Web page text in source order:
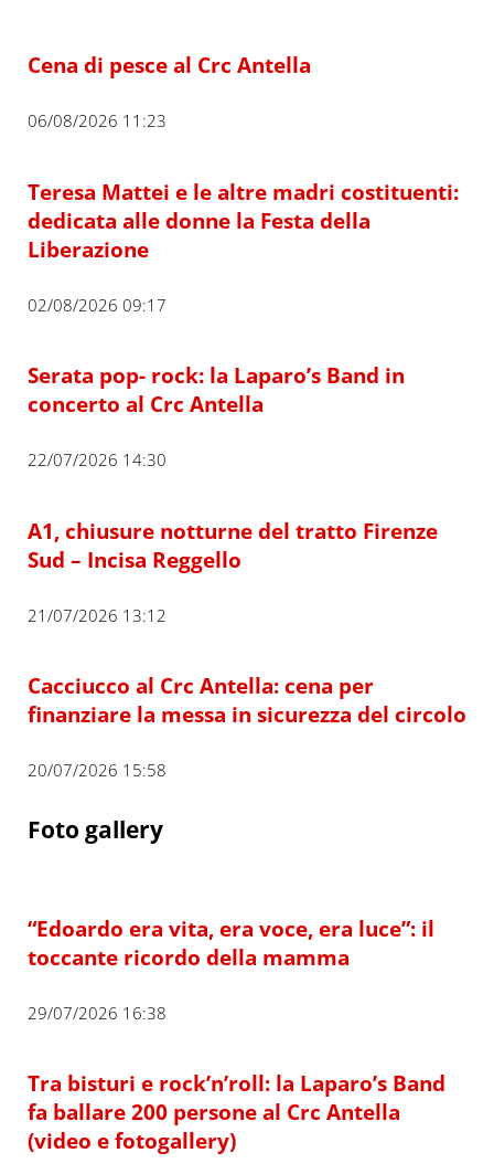
Cena di pesce al Crc Antella
06/08/2026 11:23
Teresa Mattei e le altre madri costituenti:
dedicata alle donne la Festa della
Liberazione
02/08/2026 09:17
Serata pop- rock: la Laparo’s Band in
concerto al Crc Antella
22/07/2026 14:30
A1, chiusure notturne del tratto Firenze
Sud – Incisa Reggello
21/07/2026 13:12
Cacciucco al Crc Antella: cena per
finanziare la messa in sicurezza del circolo
20/07/2026 15:58
Foto gallery
“Edoardo era vita, era voce, era luce”: il
toccante ricordo della mamma
29/07/2026 16:38
Tra bisturi e rock’n’roll: la Laparo’s Band
fa ballare 200 persone al Crc Antella
(video e fotogallery)